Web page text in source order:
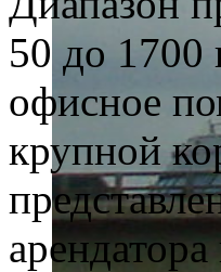
50 до 1700
офисное
крупной